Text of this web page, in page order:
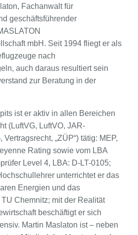
Fachanwalt für
geschäftsführender
mbH. Seit 1994 fliegt er als
nach
auch daraus resultiert sein
zur Beratung in der
ist er aktiv in allen Bereichen
(LuftVG, LuftVO, JAR-
„ZÜP“) tätig: MEP,
Rating sowie vom LBA
Level 4, LBA: D-LT-0105;
unterrichtet er das
Energien und das
Chemnitz; mit der Realität
beschäftigt er sich
Martin Maslaton ist – neben